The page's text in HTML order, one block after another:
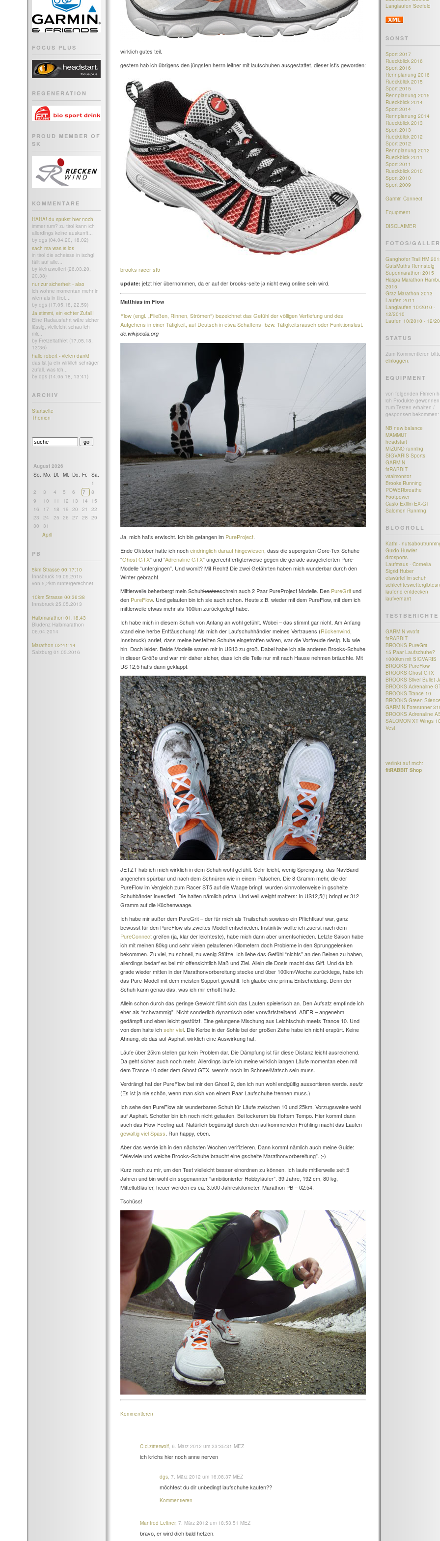
FOCUS PLUS
REGENERATION
PROUD MEMBER OF
SK
KOMMENTARE
HAHA! du spukst hier noch
immer rum? zu tirol kann ich
allerdings keine auskunft...
by dgs (04.04.20, 18:02)
sach ma was is los
in tirol die scheisse in ischgl
fällt auf alle...
by kleinzwolferl (26.03.20,
20:38)
nur zur sicherheit - also
ich wohne momentan mehr in
wien als in tirol....
by dgs (17.05.18, 22:59)
Ja stimmt, ein echter Zufall!
Eine Radausfahrt wäre sicher
lässig, vielleicht schau ich
mir...
by Freizeitathlet (17.05.18,
13:36)
hallo robert - vielen dank!
das ist ja ein wirklich schräger
zufall. was ich...
by dgs (14.05.18, 13:41)
ARCHIV
Startseite
Themen
August 2026
So. Mo. Di. Mi. Do. Fr.
Sa.
1
2
3 4 5 6 7
8
9
10 11 12 13 14
15
16
17 18 19 20 21
22
23
24 25 26 27 28 29
30
31
April
PB
5km Strasse 00:17:10
Innsbruck 19.09.2015
von 5,2km runtergerechnet
10km Strasse 00:36:38
Innsbruck 25.05.2013
Halbmarathon 01:18:43
Bludenz Halbmarathon
06.04.2014
Marathon 02:41:14
Salzburg 01.05.2016
wirklich gutes teil.
gestern hab ich übrigens den jüngsten herrn leitner mit laufschuhen ausgestattet. dieser ist's geworden:
brooks racer st5
update: jetzt hier übernommen, da er auf der brooks-seite ja nicht ewig online sein wird.
Matthias im Flow
Flow (engl. „Fließen, Rinnen, Strömen“) bezeichnet das Gefühl der völligen Vertiefung und des
Aufgehens in einer Tätigkeit, auf Deutsch in etwa Schaffens- bzw. Tätigkeitsrausch oder Funktionslust.
de.wikipedia.org
Ja, mich hat’s erwischt. Ich bin gefangen im PureProject.
Ende Oktober hatte ich nocheindringlich darauf hingewiesen, dass die superguten Gore-Tex Schuhe
“Ghost GTX” und “Adrenaline GTX” ungerechtfertigterweise gegen die gerade ausgelieferten Pure-
Modelle “untergingen”. Und womit? Mit Recht! Die zwei Gefährten haben mich wunderbar durch den
Winter gebracht.
Mittlerweile beherbergt mein Schuhkastenschrein auch 2 Paar PureProject Modelle. Den PureGritund
den PureFlow. Und gelaufen bin ich sie auch schon. Heute z.B. wieder mit dem PureFlow, mit dem ich
mittlerweile etwas mehr als 100km zurückgelegt habe.
Ich habe mich in diesem Schuh von Anfang an wohl gefühlt. Wobei – das stimmt gar nicht. Am Anfang
stand eine herbe Enttäuschung! Als mich der Laufschuhhändler meines Vertrauens (Rückenwind,
Innsbruck) anrief, dass meine bestellten Schuhe eingetroffen wären, war die Vorfreude riesig. Nix wie
hin. Doch leider. Beide Modelle waren mir in US13 zu groß. Dabei habe ich alle anderen Brooks-Schuhe
in dieser Größe und war mir daher sicher, dass ich die Teile nur mit nach Hause nehmen bräuchte. Mit
US 12,5 hat’s dann geklappt.
JETZT hab ich mich wirklich in dem Schuh wohl gefühlt. Sehr leicht, wenig Sprengung, das NavBand
angenehm spürbar und nach dem Schnüren wie in einem Patschen. Die 8 Gramm mehr, die der
PureFlow im Vergleich zum Racer ST5 auf die Waage bringt, wurden sinnvollerweise in gscheite
Schuhbänder investiert. Die halten nämlich prima. Und weil weight matters: In US12,5(!) bringt er 312
Gramm auf die Küchenwaage.
Ich habe mir außer dem PureGrit – der für mich als Trailschuh sowieso ein Pflichtkauf war, ganz
bewusst für den PureFlow als zweites Modell entschieden. Instinktiv wollte ich zuerst nach dem
PureConnectgreifen (ja, klar der leichteste), habe mich dann aber umentschieden. Letzte Saison habe
ich mit meinen 80kg und sehr vielen gelaufenen Kilometern doch Probleme in den Sprunggelenken
bekommen. Zu viel, zu schnell, zu wenig Stütze. Ich liebe das Gefühl “nichts” an den Beinen zu haben,
allerdings bedarf es bei mir offensichtlich Maß und Ziel. Allein die Dosis macht das Gift. Und da ich
grade wieder mitten in der Marathonvorbereitung stecke und über 100km/Woche zurücklege, habe ich
das Pure-Modell mit dem meisten Support gewählt. Ich glaube eine prima Entscheidung. Denn der
Schuh kann genau das, was ich mir erhofft hatte.
Allein schon durch das geringe Gewicht fühlt sich das Laufen spielerisch an. Den Aufsatz empfinde ich
eher als “schwammig”. Nicht sonderlich dynamisch oder vorwärtstreibend. ABER – angenehm
gedämpft und eben leicht gestützt. Eine gelungene Mischung aus Leichtschuh meets Trance 10. Und
von dem halte ichsehr viel. Die Kerbe in der Sohle bei der großen Zehe habe ich nicht erspürt. Keine
Ahnung, ob das auf Asphalt wirklich eine Auswirkung hat.
Läufe über 25km stellen gar kein Problem dar. Die Dämpfung ist für diese Distanz leicht ausreichend.
Da geht sicher auch noch mehr. Allerdings laufe ich meine wirklich langen Läufe momentan eben mit
dem Trance 10 oder dem Ghost GTX, wenn’s noch im Schnee/Matsch sein muss.
Verdrängt hat der PureFlow bei mir den Ghost 2, den ich nun wohl endgültig aussortieren werde. seufz
(Es ist ja nie schön, wenn man sich von einem Paar Laufschuhe trennen muss.)
Ich sehe den PureFlow als wunderbaren Schuh für Läufe zwischen 10 und 25km. Vorzugsweise wohl
auf Asphalt. Schotter bin ich noch nicht gelaufen. Bei lockerem bis flottem Tempo. Hier kommt dann
auch das Flow-Feeling auf. Natürlich begünstigt durch den aufkommenden Frühling macht das Laufen
gewaltig viel Spass. Run happy, eben.
Aber das werde ich in den nächsten Wochen verifizieren. Dann kommt nämlich auch meine Guide:
“Wieviele und welche Brooks-Schuhe braucht eine gscheite Marathonvorbereitung”. ;-)
Kurz noch zu mir, um den Test vielleicht besser einordnen zu können. Ich laufe mittlerweile seit 5
Jahren und bin wohl ein sogenannter “ambitionierter Hobbyläufer”. 39 Jahre, 192 cm, 80 kg,
Mittelfußläufer, heuer werden es ca. 3.500 Jahreskilometer. Marathon PB – 02:54.
Tschüss!
Kommentieren
C.d.zitterwolf, 6. März 2012 um 23:35:31 MEZ
ich krichs hier noch anne nerven
dgs, 7. März 2012 um 16:08:37 MEZ
möchtest du dir unbedingt laufschuhe kaufen??
Kommentieren
Manfred Leitner, 7. März 2012 um 18:53:51 MEZ
bravo, er wird dich bald hetzen.
Langlaufen Seefeld
SONST
Sport 2017
Rueckblick 2016
Sport 2016
Rennplanung 2016
Rueckblick 2015
Sport 2015
Rennplanung 2015
Rueckblick 2014
Sport 2014
Rennplanung 2014
Rueckblick 2013
Sport 2013
Rueckblick 2012
Sport 2012
Rennplanung 2012
Rueckblick 2011
Sport 2011
Rueckblick 2010
Sport 2010
Sport 2009
Garmin Connect
Equipment
DISCLAIMER
FOTOS/
Ganghofer Trail HM
GutsMuths Rennsteig
Supermarathon 2015
Haspa Marathon
2015
Graz Marathon 2013
Laufen 2011
Langlaufen 10/2010 -
12/2010
Laufen 10/2010 - 12/
STATUS
Zum Kommentieren bitte
einloggen.
EQUIPMENT
von folgenden Firmen
ich Produkte
zum Testen erhalten /
gesponsert bekommen:
NB new balance
MAMMUT
headstart
MIZUNO running
SIGVARIS Sports
GARMIN
fitRABBIT
vitalmonitor
Brooks Running
POWERbreathe
Footpower
Casio Exilim EX-G1
Salomon Running
BLOGROLL
Kathi -
Guido Huwiler
dirosports
Laufmaus - Cornelia
Sigrid Huber
eiswürfel im schuh
laufend entdecken
laufvernarrt
TESTBERICHTE
GARMIN vivofit
fitRABBIT
BROOKS PureGrit
15 Paar Laufschuhe?
1000km mit SIGVARIS
BROOKS PureFlow
BROOKS Ghost GTX
BROOKS Silver Bullet
BROOKS Adrenaline
BROOKS Trance 10
BROOKS Green Silence
GARMIN Forerunner
BROOKS Adrenaline
SALOMON XT Wings
Vest
verlinkt auf mich:
fitRABBIT Shop